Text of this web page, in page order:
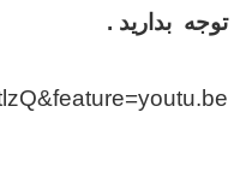
توجه بدارید .